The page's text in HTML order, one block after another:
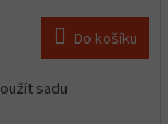
Do košíku
sadu